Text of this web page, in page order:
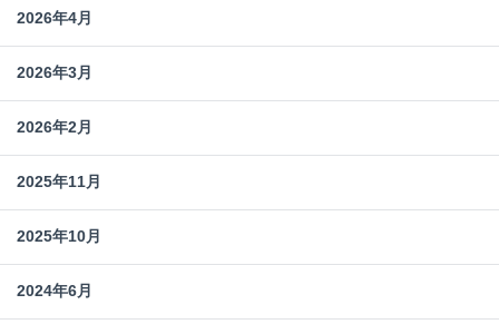
2026年4月
2026年3月
2026年2月
2025年11月
2025年10月
2024年6月